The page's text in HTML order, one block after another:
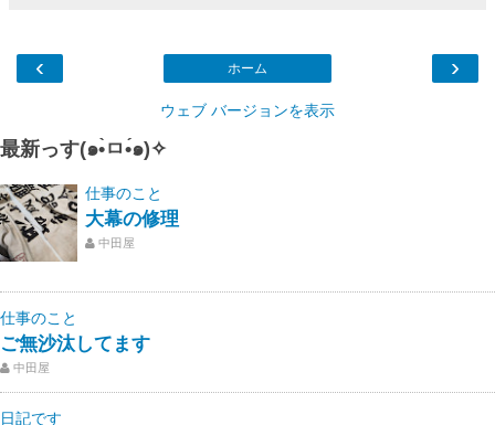
‹ ›
ホーム
ウェブ バージョンを表示
最新っす(๑•̀ㅁ•́๑)✧
仕事のこと
大幕の修理
中田屋
仕事のこと
ご無沙汰してます
中田屋
日記です